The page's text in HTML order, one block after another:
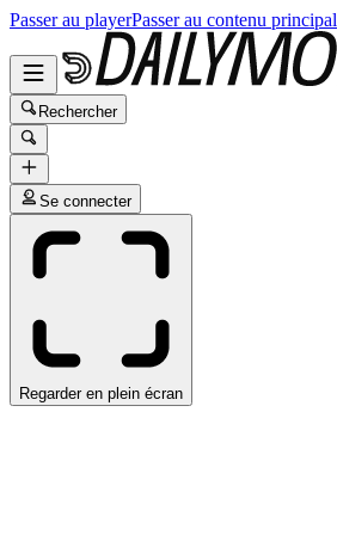
Passer au playerPasser au contenu principal
Rechercher
Se connecter
Regarder en plein écran